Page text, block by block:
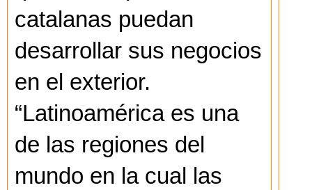
catalanas puedan
desarrollar sus negocios
en el exterior.
“Latinoamérica es una
de las regiones del
mundo en la cual las